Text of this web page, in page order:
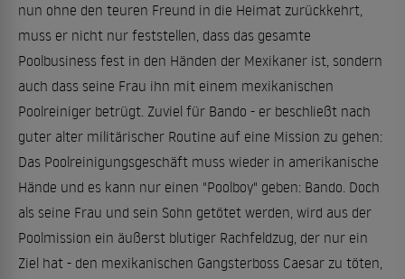
nun ohne den teuren Freund in die Heimat zurückkehrt,
muss er nicht nur feststellen, dass das gesamte
Poolbusiness fest in den Händen der Mexikaner ist, sondern
auch dass seine Frau ihn mit einem mexikanischen
Poolreiniger betrügt. Zuviel für Bando - er beschließt nach
guter alter militärischer Routine auf eine Mission zu gehen:
Das Poolreinigungsgeschäft muss wieder in amerikanische
Hände und es kann nur einen "Poolboy" geben: Bando. Doch
als seine Frau und sein Sohn getötet werden, wird aus der
Poolmission ein äußerst blutiger Rachfeldzug, der nur ein
Ziel hat - den mexikanischen Gangsterboss Caesar zu töten,